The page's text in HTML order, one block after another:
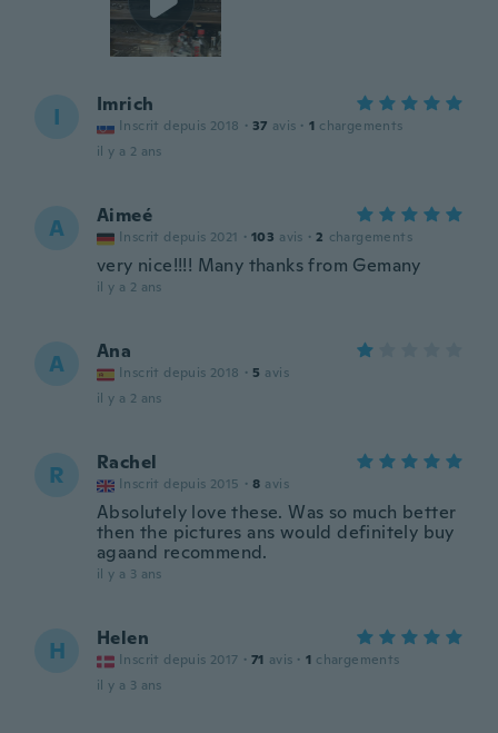
I Imrich
Inscrit depuis 2018 · 37 avis · 1 chargements
il y a 2 ans
A Aimeé
Inscrit depuis 2021 · 103 avis · 2 chargements
very nice!!!! Many thanks from Gemany
il y a 2 ans
A Ana
Inscrit depuis 2018 · 5 avis
il y a 2 ans
R Rachel
Inscrit depuis 2015 · 8 avis
Absolutely love these. Was so much better
then the pictures ans would definitely buy
agaand recommend.
il y a 3 ans
H Helen
Inscrit depuis 2017 · 71 avis · 1 chargements
il y a 3 ans